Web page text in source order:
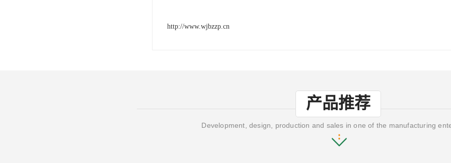
http://www.wjbzzp.cn
产品推荐
Development, design, production and sales in one of the manufacturing